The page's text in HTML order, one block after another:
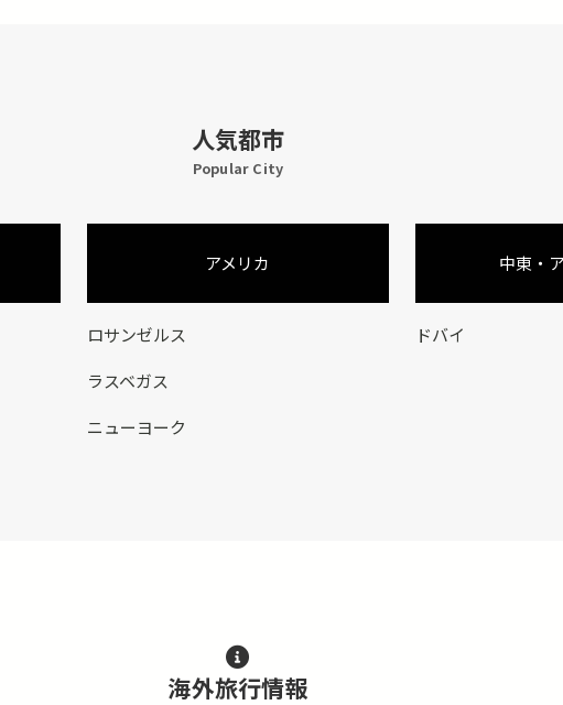
人気都市
Popular City
アメリカ
ロサンゼルス
ラスベガス
ニューヨーク
中東・
ドバイ
海外旅行情報